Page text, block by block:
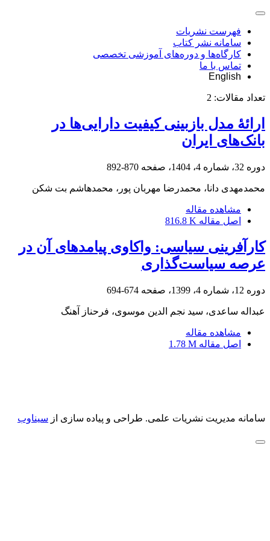
فهرست نشریات
سامانه نشر کتاب
کارگاه‌ها و دوره‌های آموزشی تخصصی
تماس با ما
English
تعداد مقالات: 2
ارائۀ مدل بازبینی کیفیت دارایی‌‌ها در
بانک‌‌های ایران
دوره 32، شماره 4، 1404، صفحه 870-892
محمدمهدی دانا، محمدرضا مهربان پور، محمدهاشم بت شکن
مشاهده مقاله
اصل مقاله 816.8 K
کارآفرینی سیاسی: واکاوی پیامدهای آن در
عرصه سیاست‌گذاری
دوره 12، شماره 4، 1399، صفحه 674-694
عبداله ساعدی، سید نجم الدین موسوی، فرحناز آهنگ
مشاهده مقاله
اصل مقاله 1.78 M
سامانه مدیریت نشریات علمی. طراحی و پیاده سازی از سیناوب